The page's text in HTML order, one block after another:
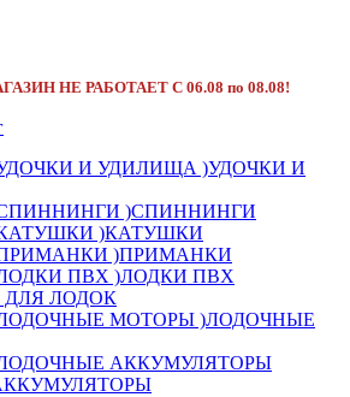
НЕ РАБОТАЕТ С 06.08 по 08.08!
(УДОЧКИ И УДИЛИЩА )УДОЧКИ И
(СПИННИНГИ )СПИННИНГИ
(КАТУШКИ )КАТУШКИ
(ПРИМАНКИ )ПРИМАНКИ
(ЛОДКИ ПВХ )ЛОДКИ ПВХ
ДЛЯ ЛОДОК
(ЛОДОЧНЫЕ МОТОРЫ )ЛОДОЧНЫЕ
(ЛОДОЧНЫЕ АККУМУЛЯТОРЫ